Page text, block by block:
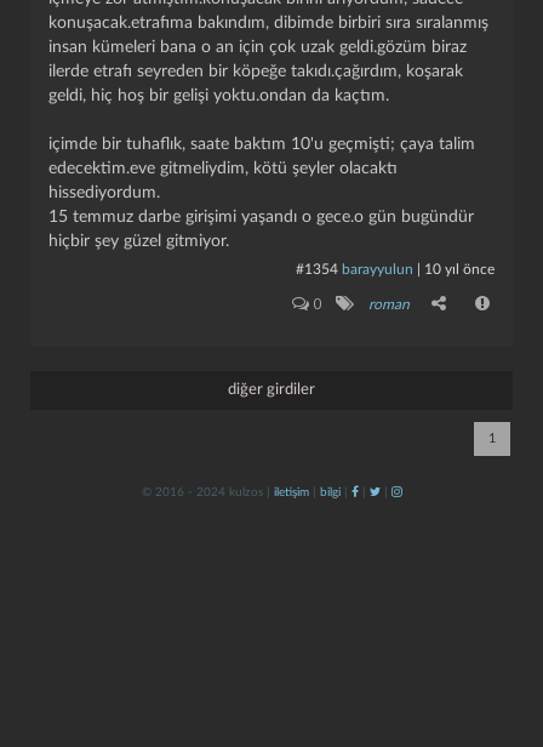
konuşacak.etrafıma bakındım, dibimde birbiri sıra sıralanmış
insan kümeleri bana o an için çok uzak geldi.gözüm biraz
ilerde etrafı seyreden bir köpeğe takıdı.çağırdım, koşarak
geldi, hiç hoş bir gelişi yoktu.ondan da kaçtım.
i̇çimde bir tuhaflık, saate baktım 10'u geçmişti; çaya talim
edecektim.eve gitmeliydim, kötü şeyler olacaktı
hissediyordum.
15 temmuz darbe girişimi yaşandı o gece.o gün bugündür
hiçbir şey güzel gitmiyor.
#1354 barayyulun 10 yıl önce
0 roman
diğer girdiler
1
kaydet
© 2016 - 2024 kulzos | iletişim| bilgi| | |